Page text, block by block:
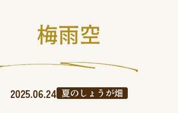
梅雨空
2025.06.24 夏のしょうが畑